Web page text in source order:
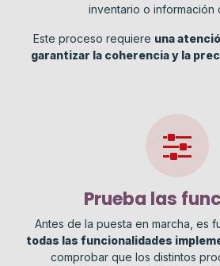
inventario o información
Este proceso requiere una
garantizar la coherencia y la
Prueba las
Antes de la puesta en marcha, es
todas las funcionalidades
comprobar que los distintos